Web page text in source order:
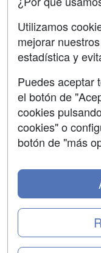
Contactar
Confidencialidad
Aviso legal
Copyleft
Utilizamos
mejorar
estadística y
Puedes aceptar
el botón de
cookies
cookies" o
botón de "más